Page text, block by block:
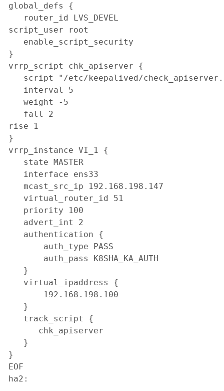
global_defs {
router_id LVS_DEVEL
script_user root
enable_script_security
}
vrrp_script chk_apiserver {
script "/etc/keepalived/
interval 5
weight -5
fall 2
rise 1
}
vrrp_instance VI_1 {
state MASTER
interface ens33
mcast_src_ip 192.168.198.147
virtual_router_id 51
priority 100
advert_int 2
authentication {
auth_type PASS
auth_pass K8SHA_KA_AUTH
}
virtual_ipaddress {
192.168.198.100
}
track_script {
chk_apiserver
}
}
EOF
ha2: